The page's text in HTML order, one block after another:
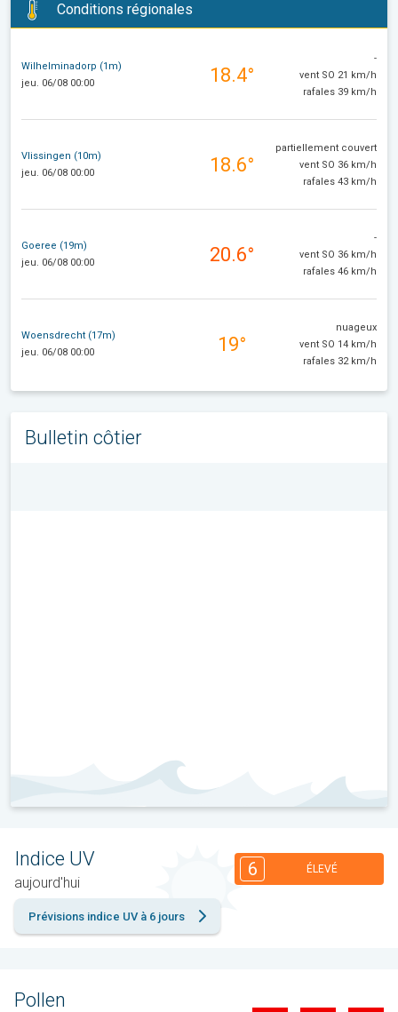
Conditions régionales
Wilhelminadorp (1m)
jeu. 06/08 00:00
18.4°
-
vent SO 21 km/h
rafales 39 km/h
Vlissingen (10m)
jeu. 06/08 00:00
18.6°
partiellement couvert
vent SO 36 km/h
rafales 43 km/h
Goeree (19m)
jeu. 06/08 00:00
20.6°
-
vent SO 36 km/h
rafales 46 km/h
Woensdrecht (17m)
jeu. 06/08 00:00
19°
nuageux
vent SO 14 km/h
rafales 32 km/h
Bulletin côtier
Indice UV
aujourd'hui
6 ÉLEVÉ
Prévisions indice UV à 6 jours
Pollen